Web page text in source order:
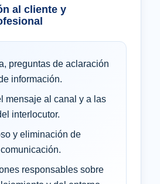
al cliente y
preguntas de aclaración
información.
mensaje al canal y a las
interlocutor.
y eliminación de
responsables sobre